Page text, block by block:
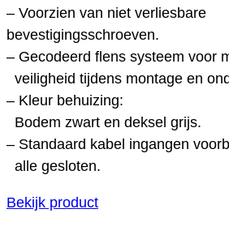
– Voorzien van niet verliesbare
bevestigingsschroeven.
– Gecodeerd flens systeem voor
veiligheid tijdens montage en
– Kleur behuizing:
Bodem zwart en deksel grijs.
– Standaard kabel ingangen
alle gesloten.
Bekijk product